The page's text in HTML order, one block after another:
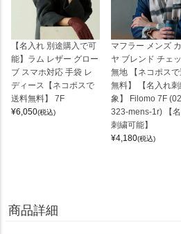
【名入れ 別途購入で可
能】ラム レザー グロー
ブ スマホ対応 手袋 レ
ディース【ネコポスで
送料無料】 7F
¥6,050(税込)
マフラー メンズ
ヤ ブレンド チェ
無地 【ネコポス
無料】 【名入れ
象】 Filomo 7F
323-mens-1r) 【
刺繍可能】
¥4,180(税込)
商品詳細